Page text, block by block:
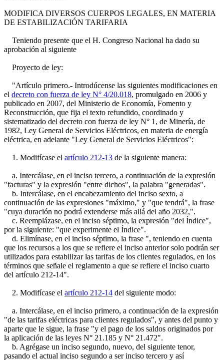
MODIFICA DIVERSOS CUERPOS LEGALES, EN MATERIA
DE ESTABILIZACIÓN TARIFARIA
Teniendo presente que el H. Congreso Nacional ha dado su
aprobación al siguiente
Proyecto de ley:
"Artículo primero.- Introdúcense las siguientes modificaciones en
el decreto con fuerza de ley N° 4/20.018, promulgado en 2006 y
publicado en 2007, del Ministerio de Economía, Fomento y
Reconstrucción, que fija el texto refundido, coordinado y
sistematizado del decreto con fuerza de ley N° 1, de Minería, de
1982, Ley General de Servicios Eléctricos, en materia de energía
eléctrica, en adelante "Ley General de Servicios Eléctricos":
1. Modifícase el artículo 212-13 de la siguiente manera:
a. Intercálase, en el inciso tercero, a continuación de la expresión
"facturas" y la expresión "entre dichos", la palabra "generadas".
b. Intercálase, en el encabezamiento del inciso sexto, a
continuación de las expresiones "máximo," y "que tendrá", la frase
"cuya duración no podrá extenderse más allá del año 2032,".
c. Reemplázase, en el inciso séptimo, la expresión "del Índice",
por la siguiente: "que experimente el Índice".
d. Elimínase, en el inciso séptimo, la frase ", teniendo en cuenta
que los recursos a los que se refiere el inciso anterior solo podrán ser
utilizados para estabilizar las tarifas de los clientes regulados, en los
términos que señale el reglamento a que se refiere el inciso cuarto
del artículo 212-14".
2. Modifícase el artículo 212-14 del siguiente modo:
a. Intercálase, en el inciso primero, a continuación de la expresión
"de las tarifas eléctricas para clientes regulados", y antes del punto y
aparte que le sigue, la frase "y el pago de los saldos originados por
la aplicación de las leyes N° 21.185 y N° 21.472".
b. Agrégase un inciso segundo, nuevo, del siguiente tenor,
pasando el actual inciso segundo a ser inciso tercero y así